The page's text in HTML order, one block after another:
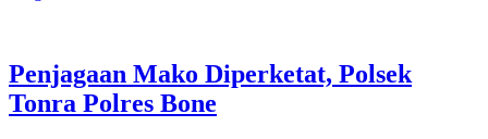
Penjagaan Mako Diperketat, Polsek
Tonra Polres Bone